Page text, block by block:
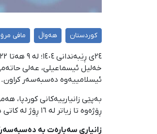
کوردستان هەواڵ مافی
خەلیل ئیسماعیلی، عەلی
ئیسلامییەوە دەسبەسەر کراون.
بەپێی زانیارییەکانی کوردپا،
ڕۆژەوە تا زیاتر لە ١٦ ڕۆژ لە کاتی دەسبەسەرکران، هیچ زانیارییەک لەمەڕ دۆخ، شوێنی ڕاگیران و چارەنووسیان بە بنەماڵەکانیان نەدراوە.
زانیاری سەبارەت بە